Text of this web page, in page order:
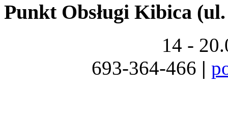
Punkt Obsługi Kibica
14 -
693-364-466 |